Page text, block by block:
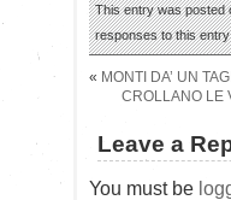
This entry was posted
responses to this
« MONTI DA’ UN
CROLLANO LE
Leave a
You must be